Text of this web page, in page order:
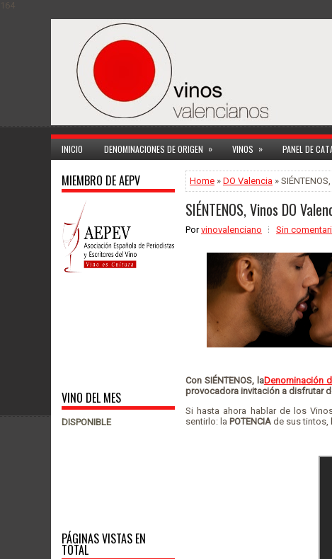
164
INICIO DENOMINACIONES DE ORIGEN » VINOS » PANEL DE
MIEMBRO DE AEPV
VINO DEL MES
DISPONIBLE
PÁGINAS VISTAS EN
TOTAL
Home » DO Valencia »
SIÉNTENOS, Vinos DO
Porvinovalenciano Sin
Con SIÉNTENOS, laDenominación
provocadora invitación a disfrutar
Si hasta ahora hablar de los
sentirlo: la POTENCIA de sus tintos,